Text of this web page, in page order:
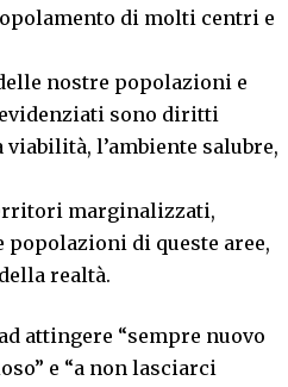
di molti centri e
nostre popolazioni e
sono diritti
l’ambiente salubre,
marginalizzati,
di queste aree,
realtà.
attingere “sempre nuovo
e “a non lasciarci